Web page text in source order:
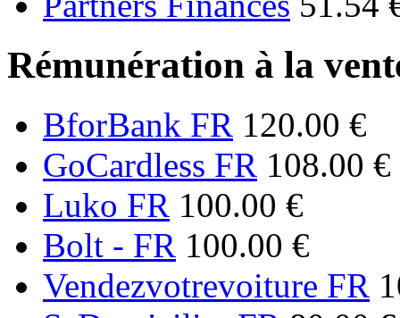
Rémunération à la
BforBank FR 120.00 €
GoCardless FR 108.00 €
Luko FR 100.00 €
Bolt - FR 100.00 €
Vendezvotrevoiture FR